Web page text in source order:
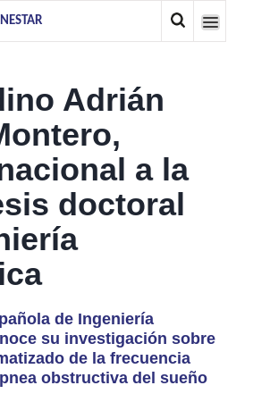
Adrián
a la
doctoral
de Ingeniería
su investigación sobre
de la frecuencia
obstructiva del sueño